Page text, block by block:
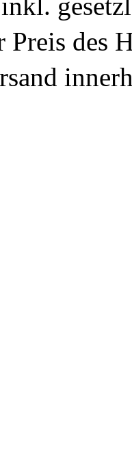
Preis des